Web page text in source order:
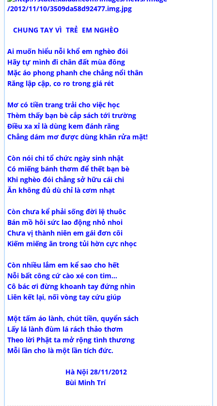
CHUNG TAY VÌ TRẺ EM NGHÈO
Ai muốn hiểu nỗi khổ em nghèo đói
Hãy tự mình đi chân đất mùa đông
Mặc áo phong phanh che chẳng nổi thân
Răng lập cập, co ro trong giá rét
Mơ có tiền trang trải cho việc học
Thèm thấy bạn bè cắp sách tới trường
Điều xa xỉ là dùng kem đánh răng
Chẳng dám mơ được dùng khăn rửa mặt!
Còn nói chi tổ chức ngày sinh nhật
Có miếng bánh thơm để thết bạn bè
Khi nghèo đói chẳng sở hữu cái chi
Ăn không đủ dù chỉ là cơm nhạt
Còn chưa kể phải sống đời lệ thuôc
Bán mồ hôi sức lao động nhỏ nhoi
Chưa vị thành niên em gái đơn côi
Kiếm miếng ăn trong tủi hờn cực nhọc
Còn nhiều lắm em kể sao cho hết
Nỗi bất công cứ cào xé con tim…
Cô bác ơi đừng khoanh tay đứng nhìn
Liên kết lại, nối vòng tay cứu giúp
Một tấm áo lành, chút tiền, quyển sách
Lấy lá lành đùm lá rách thảo thơm
Theo lời Phật ta mở rộng tình thương
Mỗi lần cho là một lần tích đức.
Hà Nội 28/11/2012
Bùi Minh Trí